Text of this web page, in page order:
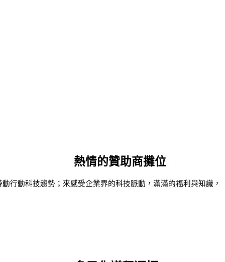
熱情的贊助商攤位
行動科技趨勢；來感受企業界的科技脈動，滿滿的福利與知識，